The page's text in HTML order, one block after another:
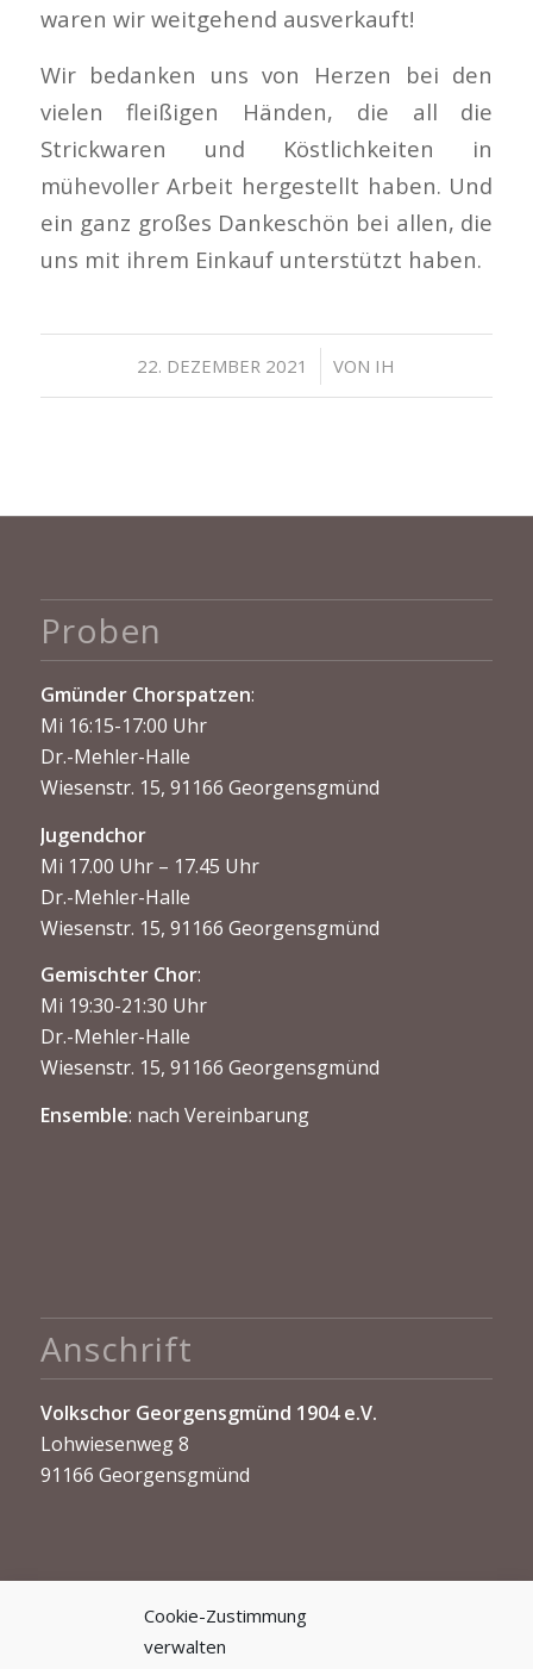
Cookie-Zustimmung
verwalten
waren wir weitgehend ausverkauft!
Wir bedanken uns von Herzen bei den
vielen fleißigen Händen, die all die
Strickwaren und Köstlichkeiten in
mühevoller Arbeit hergestellt haben. Und
ein ganz großes Dankeschön bei allen, die
uns mit ihrem Einkauf unterstützt haben.
22. DEZEMBER 2021
/ VON IH
Proben
Gmünder Chorspatzen:
Mi 16:15-17:00 Uhr
Dr.-Mehler-Halle
Wiesenstr. 15, 91166 Georgensgmünd
Jugendchor
Mi 17.00 Uhr – 17.45 Uhr
Dr.-Mehler-Halle
Wiesenstr. 15, 91166 Georgensgmünd
Gemischter Chor:
Mi 19:30-21:30 Uhr
Dr.-Mehler-Halle
Wiesenstr. 15, 91166 Georgensgmünd
Ensemble: nach Vereinbarung
Anschrift
Volkschor Georgensgmünd 1904 e.V.
Lohwiesenweg 8
91166 Georgensgmünd